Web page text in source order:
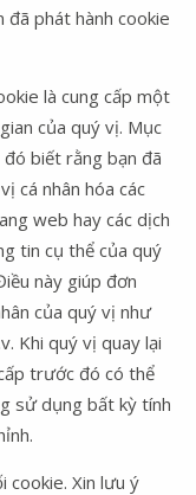
phát hành cookie
là cung cấp một
của quý vị. Mục
biết rằng bạn đã
cá nhân hóa các
web hay các dịch
tin cụ thể của quý
này giúp đơn
của quý vị như
Khi quý vị quay lại
trước đó có thể
sử dụng bất kỳ tính
cookie. Xin lưu ý